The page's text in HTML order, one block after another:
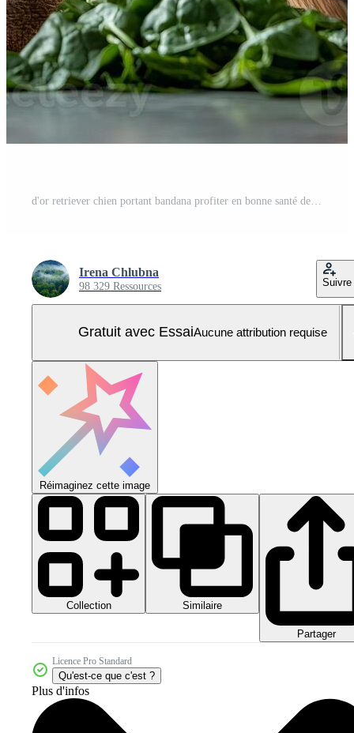
Irena Chlubna
98 329 Ressources Suivre
Gratuit avec EssaiAucune attribution requise
Réimaginez cette image
Collection Similaire
Partager
Licence Pro Standard
Qu'est-ce que c'est ?
Plus d'infos